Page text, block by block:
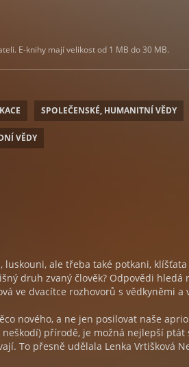
E-knihy mají velikost od 1 MB do 30 MB.
SPOLEČENSKÉ, HUMANITNÍ VĚDY
VĚDY
luskouni, ale třeba také potkani,
druh zvaný člověk? Odpovědi hledá
ve dvacítce rozhovorů s vědkyněmi a
nového, a ne jen posilovat naše
přírodě, je možná nejlepší ptát
To přesně udělala Lenka Vrtišková
rozhovorů pro Deník N). Výsledek je